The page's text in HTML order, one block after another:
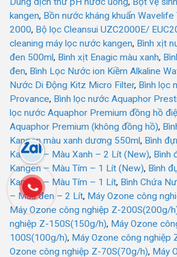
kangen, Bồn nước kháng khuẩn
2000, Bộ lọc Cleansui UZC2000E/
cleaning máy lọc nước kangen, Bình xịt
đen 500ml , Bình xịt Enagic màu xanh,
đen, Bình Lọc Nước ion Kiềm Alkaline
Nước Di Động Kitz Micro Filter, Bình lọc
Provance, Bình lọc nước Aquaphor
lọc nước Aquaphor Premium đồng hồ
Aquaphor Premium (không đồng hồ),
Kangen màu xanh dương 550ml , Bình
Kangen – Màu Xanh – 2 Lít (New), Bình
Kangen – Màu Tím – 1 Lít (New), Bình
Kangen – Màu Tím – 1 Lít, Bình Chứa
– Màu đen – 2 Lít, Máy Ozone công
Máy Ozone công nghiệp Z-200S(200g/
nghiệp Z-150S(150g/h), Máy Ozone
100S(100g/h), Máy Ozone công nghiệp
Ozone công nghiệp Z-70S(70g/h), Máy